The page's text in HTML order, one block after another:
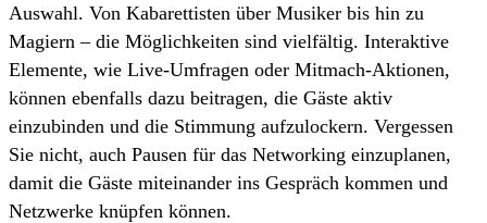
Auswahl. Von Kabarettisten über Musiker bis hin zu
Magiern – die Möglichkeiten sind vielfältig. Interaktive
Elemente, wie Live-Umfragen oder Mitmach-Aktionen,
können ebenfalls dazu beitragen, die Gäste aktiv
einzubinden und die Stimmung aufzulockern. Vergessen
Sie nicht, auch Pausen für das Networking einzuplanen,
damit die Gäste miteinander ins Gespräch kommen und
Netzwerke knüpfen können.